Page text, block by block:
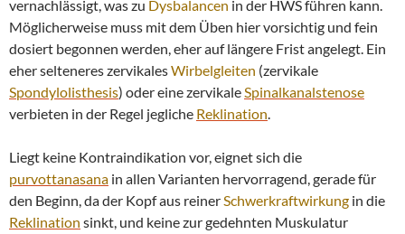
vernachlässigt, was zu Dysbalancen in der HWS führen kann.
Möglicherweise muss mit dem Üben hier vorsichtig und fein
dosiert begonnen werden, eher auf längere Frist angelegt. Ein
eher selteneres zervikalesWirbelgleiten (zervikale
Spondylolisthesis) oder eine zervikaleSpinalkanalstenose
verbieten in der Regel jegliche Reklination.
Liegt keine Kontraindikation vor, eignet sich die
purvottanasana in allen Varianten hervorragend, gerade für
den Beginn, da der Kopf aus reinerSchwerkraftwirkung in die
Reklination sinkt, und keine zur gedehnten Muskulatur